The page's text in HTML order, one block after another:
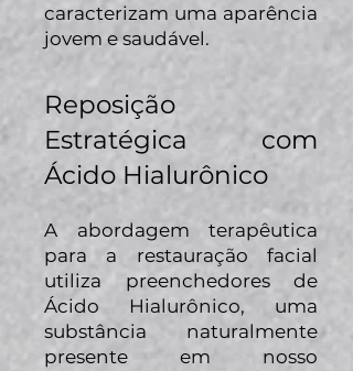
caracterizam uma aparência
jovem e saudável.
Reposição
Estratégica com
Ácido Hialurônico
A abordagem terapêutica
para a restauração facial
utiliza preenchedores de
Ácido Hialurônico, uma
substância naturalmente
presente em nosso